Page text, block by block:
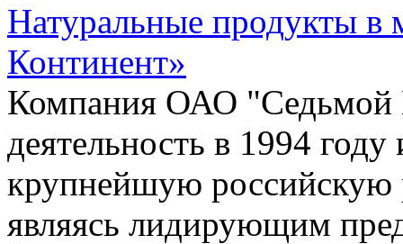
Натуральные продукты в
Континент»
Компания ОАО "Седьмой
деятельность в 1994 году
крупнейшую российскую
являясь лидирующим